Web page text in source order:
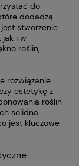
do
dodadzą
stworzenie
jak i w
roślin,
rozwiązanie
estetykę z
roślin
solidna
jest kluczowe